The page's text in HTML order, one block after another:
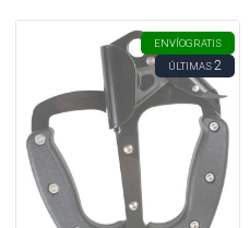
ENVÍOGRATIS
ÚLTIMAS2